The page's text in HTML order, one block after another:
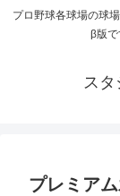
プロ野球各球場の球
β版で
スタ
プレミア